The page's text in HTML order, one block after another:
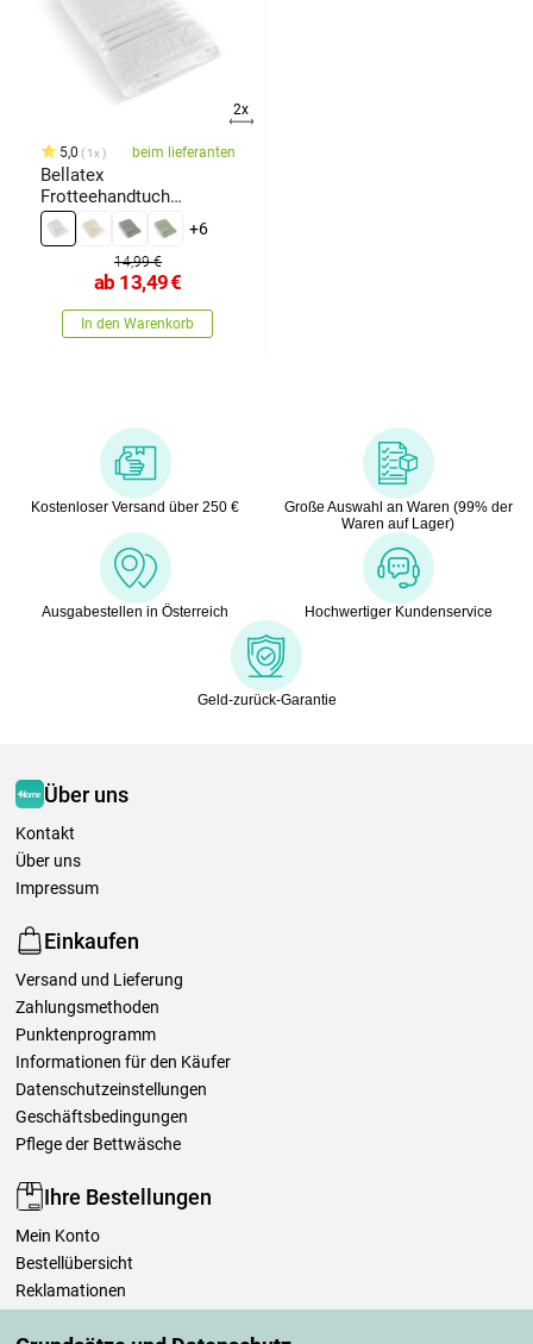
2x
5,0 1x beim lieferanten
Bellatex
Frotteehandtuch
Kollektion Linie weiß ,
+6
14,99 €
ab 13,49€
In den Warenkorb
Kostenloser Versand über 250 €
Große Auswahl an Waren (99% der
Waren auf Lager)
Ausgabestellen in Österreich Hochwertiger Kundenservice
Geld-zurück-Garantie
Über uns
Kontakt
Über uns
Impressum
Einkaufen
Versand und Lieferung
Zahlungsmethoden
Punktenprogramm
Informationen für den Käufer
Datenschutzeinstellungen
Geschäftsbedingungen
Pflege der Bettwäsche
Ihre Bestellungen
Mein Konto
Bestellübersicht
Reklamationen